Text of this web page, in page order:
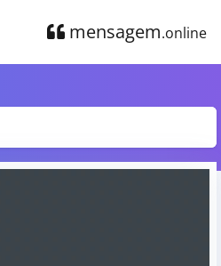
mensagem.online